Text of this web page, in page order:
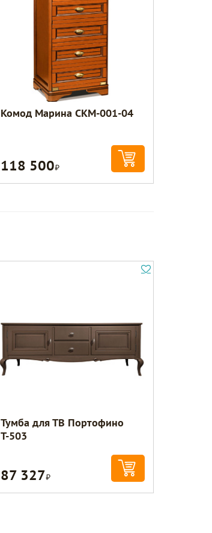
Комод Марина СКМ-001-04
118 500Р
Тумба для ТВ Портофино
Т-503
87 327Р